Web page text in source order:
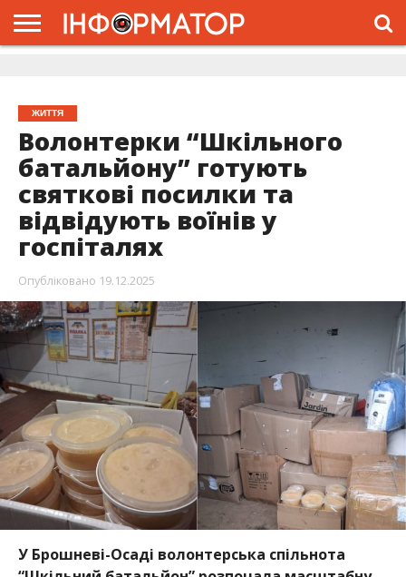
ЖИТТЯ
Волонтерки “Шкільного
батальйону” готують
святкові посилки та
відвідують воїнів у
госпіталях
Опубліковано 19.12.2025
У Брошневі-Осаді волонтерська спільнота